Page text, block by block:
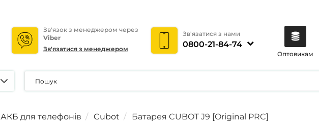
Зв'язок з менеджером через
Viber
Зв'язатися з менеджером
Зв'язатися з нами
0800-21-84-74
Оптовикам
АКБ для телефонів Cubot Батарея CUBOT J9 [Original PRC]